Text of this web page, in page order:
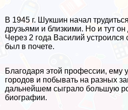
В 1945 г. Шукшин начал
друзьями и близкими. Но и тут
Через 2 года Василий устроился
был в почете.
Благодаря этой профессии, ему
городов и побывать на разных
дальнейшем сыграло большую
биографии.